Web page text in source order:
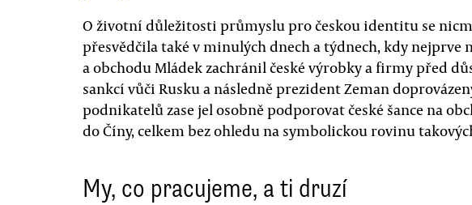
O životní důležitosti průmyslu pro českou identitu se
přesvědčila také v minulých dnech a týdnech, kdy
a obchodu Mládek zachránil české výrobky a firmy před
sankcí vůči Rusku a následně prezident Zeman
podnikatelů zase jel osobně podporovat české šance na
do Číny, celkem bez ohledu na symbolickou rovinu
My, co pracujeme, a ti druzí